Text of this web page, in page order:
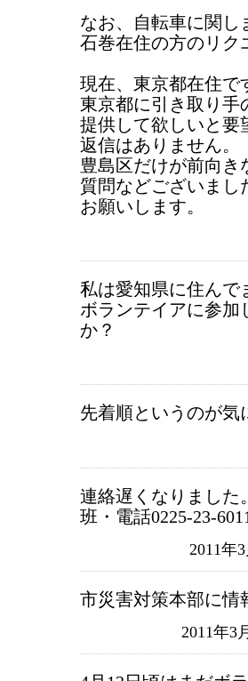
なお、自転車に関し
石巻在住の方のリク
現在、東京都在住で
東京都に引き取り手
提供して欲しいと要
返信はありません。
豊島区だけが前向き
質問などございまし
お願いします。
私は愛知県に住んで
ボランテイアに参加
か？
先着順というのが気
連絡遅くなりました
班・電話0225-23-
2011年
市災害対策本部に情
2011年3